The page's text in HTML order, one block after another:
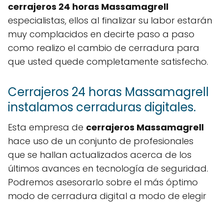
cerrajeros 24 horas Massamagrell
especialistas, ellos al finalizar su labor estarán
muy complacidos en decirte paso a paso
como realizo el cambio de cerradura para
que usted quede completamente satisfecho.
Cerrajeros 24 horas Massamagrell
instalamos cerraduras digitales.
Esta empresa de cerrajeros Massamagrell
hace uso de un conjunto de profesionales
que se hallan actualizados acerca de los
últimos avances en tecnología de seguridad.
Podremos asesorarlo sobre el más óptimo
modo de cerradura digital a modo de elegir